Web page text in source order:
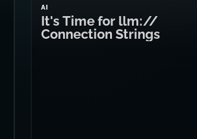
AI
It's Time for llm://
Connection Strings